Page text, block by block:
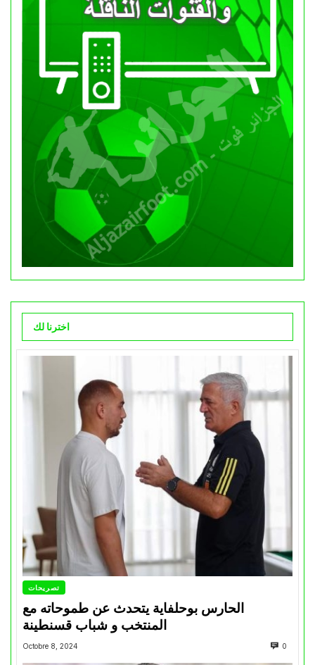
اخترنا لك
تصريحات
الحارس بوحلفاية يتحدث عن طموحاته مع
المنتخب و شباب قسنطينة
Octobre 8, 2024 0